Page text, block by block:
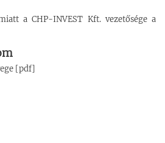
a CHP-INVEST Kft. vezetősége a
[pdf]